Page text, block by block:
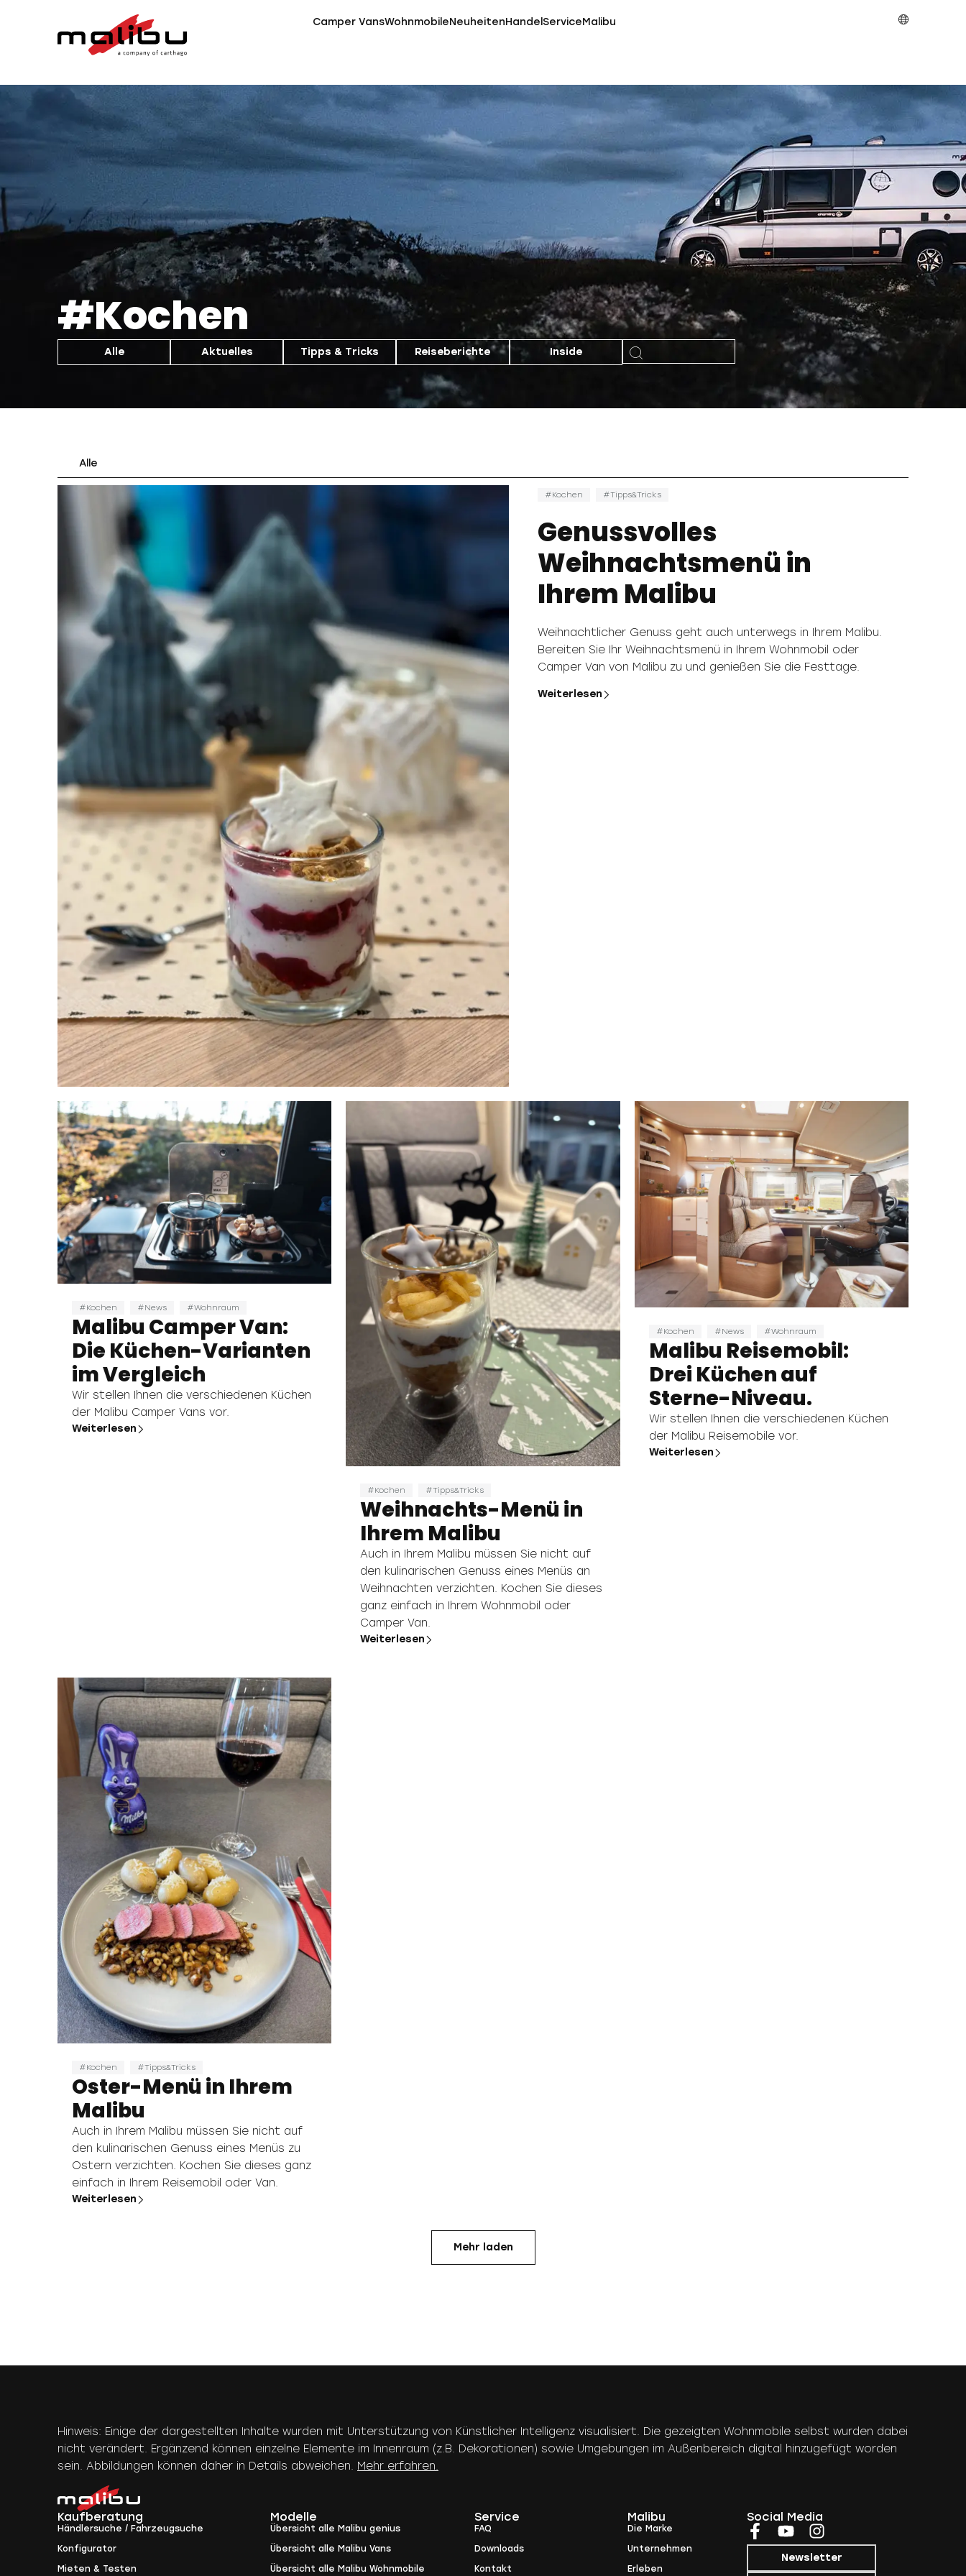
Camper VansWohnmobileNeuheitenHandel ServiceMalibu
#Kochen
Alle Aktuelles Tipps & Tricks Reiseberichte Inside
Alle
Kochen Tipps&Tricks
Genussvolles
Weihnachtsmenü in
Ihrem Malibu
Weihnachtlicher Genuss geht auch unterwegs in Ihrem Malibu.
Bereiten Sie Ihr Weihnachtsmenü in Ihrem Wohnmobil oder
Camper Van von Malibu zu und genießen Sie die Festtage.
Weiterlesen
Kochen News Wohnraum
Malibu Camper Van:
Die Küchen-Varianten
im Vergleich
Wir stellen Ihnen die verschiedenen Küchen
der Malibu Camper Vans vor.
Weiterlesen
Kochen Tipps&Tricks
Weihnachts-Menü in
Ihrem Malibu
Auch in Ihrem Malibu müssen Sie nicht auf
den kulinarischen Genuss eines Menüs an
Weihnachten verzichten. Kochen Sie dieses
ganz einfach in Ihrem Wohnmobil oder
Camper Van.
Weiterlesen
Kochen News Wohnraum
Malibu Reisemobil:
Drei Küchen auf
Sterne-Niveau.
Wir stellen Ihnen die verschiedenen Küchen
der Malibu Reisemobile vor.
Weiterlesen
Kochen Tipps&Tricks
Oster-Menü in Ihrem
Malibu
Auch in Ihrem Malibu müssen Sie nicht auf
den kulinarischen Genuss eines Menüs zu
Ostern verzichten. Kochen Sie dieses ganz
einfach in Ihrem Reisemobil oder Van.
Weiterlesen
Mehr laden
Hinweis: Einige der dargestellten Inhalte wurden mit Unterstützung von Künstlicher Intelligenz visualisiert. Die gezeigten Wohnmobile selbst wurden dabei
nicht verändert. Ergänzend können einzelne Elemente im Innenraum (z.B. Dekorationen) sowie Umgebungen im Außenbereich digital hinzugefügt worden
sein. Abbildungen können daher in Details abweichen. Mehr erfahren.
Kaufberatung
Händlersuche / Fahrzeugsuche
Konfigurator
Mieten & Testen
Modelle
Übersicht alle Malibu genius
Übersicht alle Malibu Vans
Übersicht alle Malibu Wohnmobile
Service
FAQ
Downloads
Kontakt
Malibu
Die Marke
Unternehmen
Erleben
Social Media
Newsletter